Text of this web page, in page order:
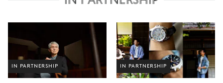
IN PARTNERSHIP IN PARTNERSHIP